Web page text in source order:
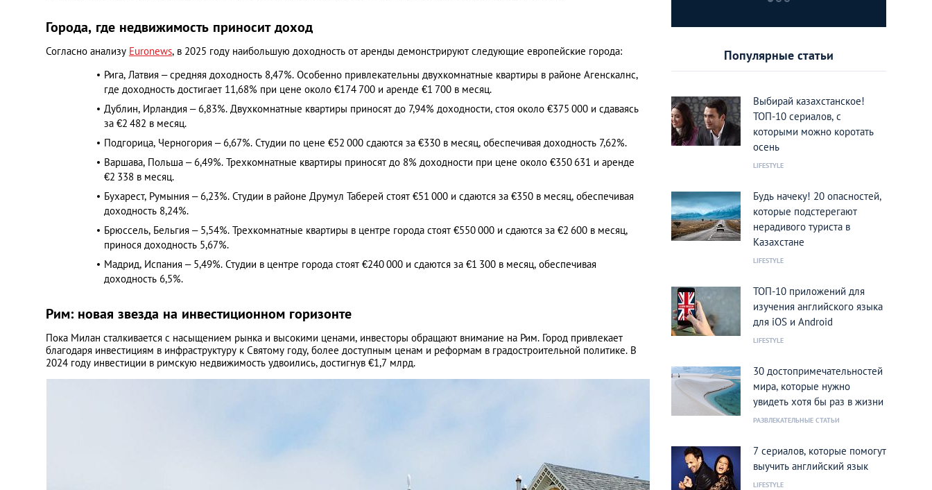
Города, где недвижимость приносит доход
Согласно анализу Euronews, в 2025 году наибольшую доходность от аренды демонстрируют следующие европейские города:​
Рига, Латвия – средняя доходность 8,47%. Особенно привлекательны двухкомнатные квартиры в районе Агенскалнс,
где доходность достигает 11,68% при цене около €174 700 и аренде €1 700 в месяц.​
Дублин, Ирландия – 6,83%. Двухкомнатные квартиры приносят до 7,94% доходности, стоя около €375 000 и сдаваясь
за €2 482 в месяц.​
Подгорица, Черногория – 6,67%. Студии по цене €52 000 сдаются за €330 в месяц, обеспечивая доходность 7,62%.​
Варшава, Польша – 6,49%. Трехкомнатные квартиры приносят до 8% доходности при цене около €350 631 и аренде
€2 338 в месяц.​
Бухарест, Румыния – 6,23%. Студии в районе Друмул Таберей стоят €51 000 и сдаются за €350 в месяц, обеспечивая
доходность 8,24%.​
Брюссель, Бельгия – 5,54%. Трехкомнатные квартиры в центре города стоят €550 000 и сдаются за €2 600 в месяц,
принося доходность 5,67%.​
Мадрид, Испания – 5,49%. Студии в центре города стоят €240 000 и сдаются за €1 300 в месяц, обеспечивая
доходность 6,5%.
Рим: новая звезда на инвестиционном горизонте
Пока Милан сталкивается с насыщением рынка и высокими ценами, инвесторы обращают внимание на Рим. Город привлекает
благодаря инвестициям в инфраструктуру к Святому году, более доступным ценам и реформам в градостроительной политике. В
2024 году инвестиции в римскую недвижимость удвоились, достигнув €1,7 млрд.
Популярные статьи
Выбирай казахстанское!
ТОП-10 сериалов, с
которыми можно коротать
осень
LIFESTYLE
Будь начеку! 20 опасностей,
которые подстерегают
нерадивого туриста в
Казахстане
LIFESTYLE
ТОП-10 приложений для
изучения английского языка
для iOS и Android
LIFESTYLE
30 достопримечательностей
мира, которые нужно
увидеть хотя бы раз в жизни
РАЗВЛЕКАТЕЛЬНЫЕ СТАТЬИ
7 сериалов, которые помогут
выучить английский язык
LIFESTYLE